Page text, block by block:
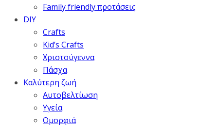
Family friendly προτάσεις
DIY
Crafts
Kid’s Crafts
Χριστούγεννα
Πάσχα
Καλύτερη ζωή
Αυτοβελτίωση
Υγεία
Ομορφιά